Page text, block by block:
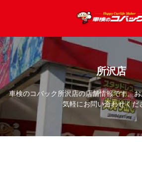
所沢店
車検のコバック所沢店の店舗情報です。
気軽にお問い合わせくだ